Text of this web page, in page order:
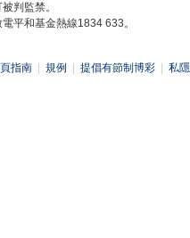
判監禁。
平和基金熱線1834 633。
指南 規例 提倡有節制博彩 私